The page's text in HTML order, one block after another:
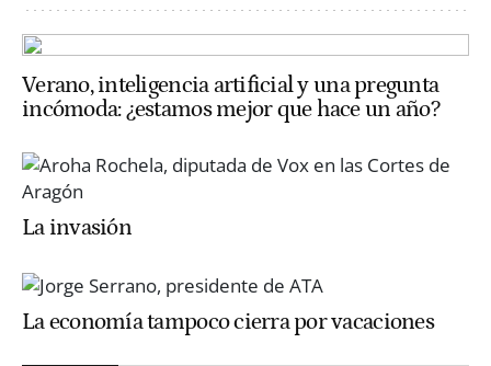
Verano, inteligencia artificial y una pregunta
incómoda: ¿estamos mejor que hace un año?
La invasión
La economía tampoco cierra por vacaciones